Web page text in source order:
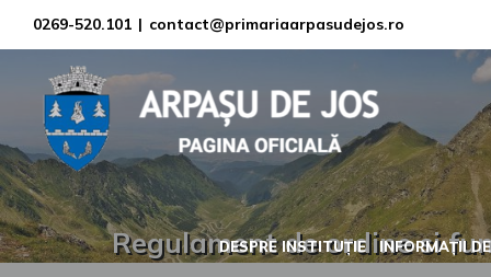
Skip
to
content
0269-520.101 | contact@primariaarpasudejos.ro
DESPRE INSTITUȚIE INFORMAȚII
Regulament de ordine si